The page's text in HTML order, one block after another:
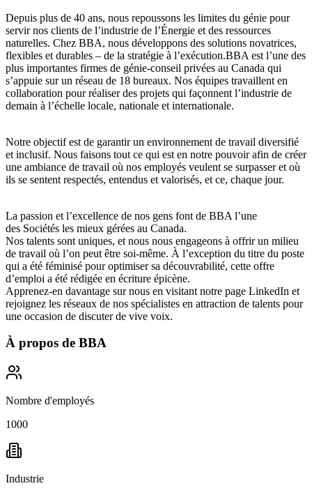
Depuis plus de 40 ans, nous repoussons les limites du génie pour
servir nos clients de l’industrie de l’Énergie et des ressources
naturelles. Chez BBA, nous développons des solutions novatrices,
flexibles et durables – de la stratégie à l’exécution.BBA est l’une des
plus importantes firmes de génie-conseil privées au Canada qui
s’appuie sur un réseau de 18 bureaux. Nos équipes travaillent en
collaboration pour réaliser des projets qui façonnent l’industrie de
demain à l’échelle locale, nationale et internationale.
Notre objectif est de garantir un environnement de travail diversifié
et inclusif. Nous faisons tout ce qui est en notre pouvoir afin de créer
une ambiance de travail où nos employés veulent se surpasser et où
ils se sentent respectés, entendus et valorisés, et ce, chaque jour.
La passion et l’excellence de nos gens font de BBA l’une
des Sociétés les mieux gérées au Canada.
Nos talents sont uniques, et nous nous engageons à offrir un milieu
de travail où l’on peut être soi-même. À l’exception du titre du poste
qui a été féminisé pour optimiser sa découvrabilité, cette offre
d’emploi a été rédigée en écriture épicène.
Apprenez-en davantage sur nous en visitant notre page LinkedIn et
rejoignez les réseaux de nos spécialistes en attraction de talents pour
une occasion de discuter de vive voix.
À propos de BBA
Nombre d'employés
1000
Industrie